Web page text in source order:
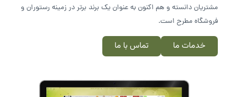
مشتریان دانسته و هم اکنون به عنوان یک برند برتر در زمینه رستوران و
فروشگاه مطرح است.
خدمات ما تماس با ما